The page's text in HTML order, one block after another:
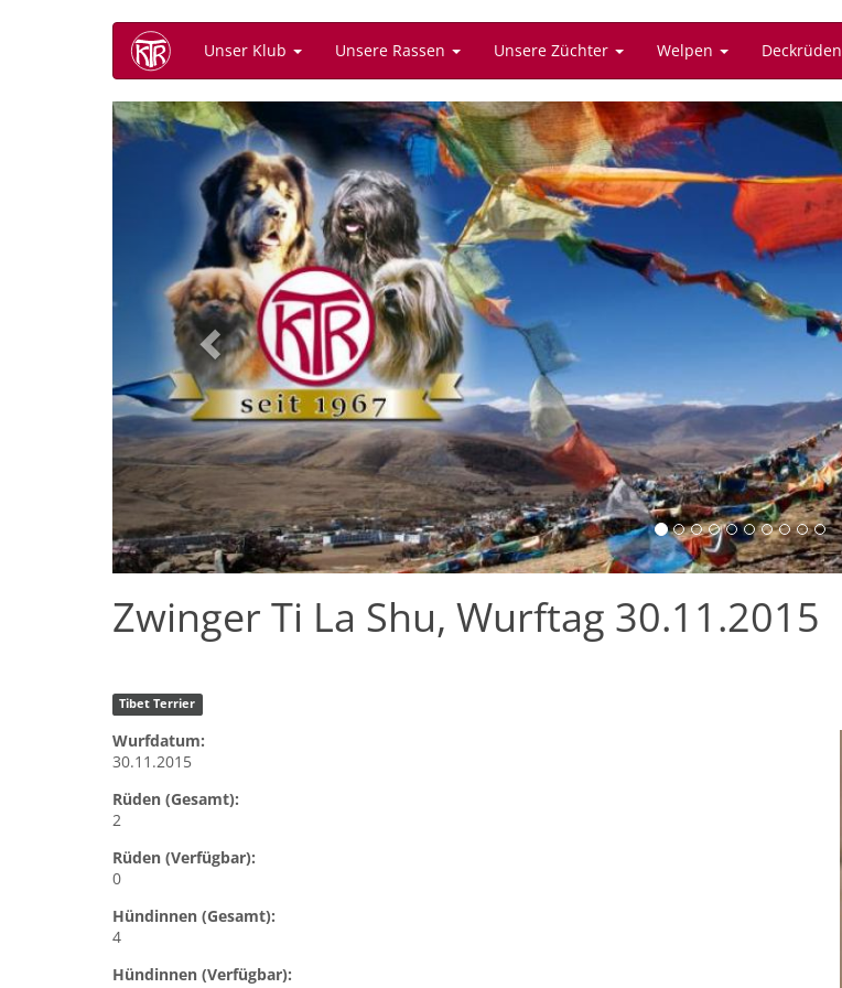
Unser Klub Unsere Rassen Unsere Züchter Welpen Deckrüden
Previous
Zwinger Ti La Shu, Wurftag 30.11.2015
Tibet Terrier
Wurfdatum:
30.11.2015
Rüden (Gesamt):
2
Rüden (Verfügbar):
0
Hündinnen (Gesamt):
4
Hündinnen (Verfügbar):